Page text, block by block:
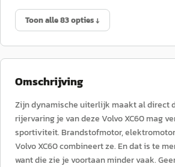
Toon alle 83 opties ↓
Omschrijving
Zijn dynamische uiterlijk maakt al direct
rijervaring je van deze Volvo XC60 mag
sportiviteit. Brandstofmotor,
Volvo XC60 combineert ze. En dat is te
want die zie je voortaan minder vaak.